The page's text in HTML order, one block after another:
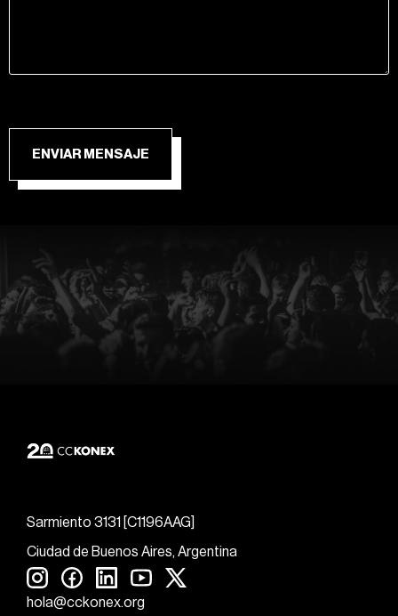
ENVIAR MENSAJE
Sarmiento 3131 [C1196AAG]
Ciudad de Buenos Aires, Argentina
hola@cckonex.org